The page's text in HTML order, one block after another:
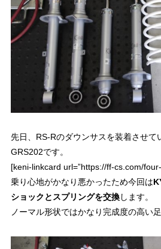
先日、RS-Rのダウンサスを装着させて
GRS202です。
[keni-linkcard url=”https://ff-cs.com/
乗り心地がかなり悪かったため今回は
ショックとスプリングを交換します。
ノーマル形状ではかなり完成度の高い